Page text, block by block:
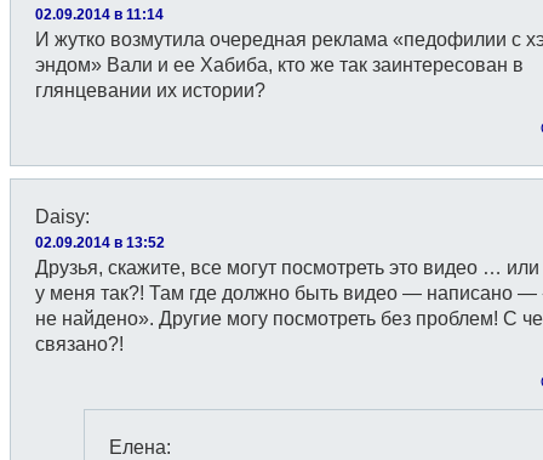
02.09.2014 в 11:14
И жутко возмутила очередная реклама «педофилии с
эндом» Вали и ее Хабиба, кто же так заинтересован в
глянцевании их истории?
Daisy:
02.09.2014 в 13:52
Друзья, скажите, все могут посмотреть это видео … или
у меня так?! Там где должно быть видео — написано —
не найдено». Другие могу посмотреть без проблем! С
связано?!
Елена: